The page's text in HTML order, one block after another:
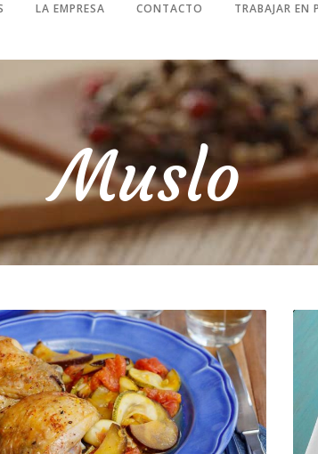
LA EMPRESA CONTACTO TRABAJAR EN
Muslo